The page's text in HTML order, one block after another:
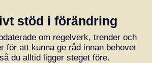
stöd i förändring
om regelverk, trender och
för att kunna ge råd innan behovet
du alltid ligger steget före.